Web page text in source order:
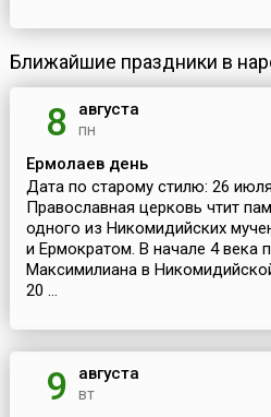
Ближайшие праздники в
8 августа
пн
Ермолаев день
Дата по старому стилю: 26
Православная церковь чтит
одного из Никомидийских
и Ермократом. В начале 4 века
Максимилиана в
20 ...
9 августа
вт